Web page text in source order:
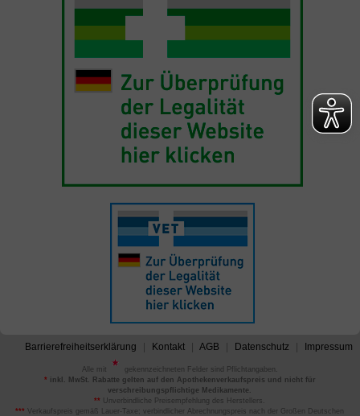
Barrierefreiheitserklärung Kontakt AGB Datenschutz Impressum
Alle mit
gekennzeichneten Felder sind Pflichtangaben.
*inkl. MwSt. Rabatte gelten auf den Apothekenverkaufspreis und nicht für
verschreibungspflichtige Medikamente.
** Unverbindliche Preisempfehlung des Herstellers.
*** Verkaufspreis gemäß Lauer-Taxe; verbindlicher Abrechnungspreis nach der Großen Deutschen